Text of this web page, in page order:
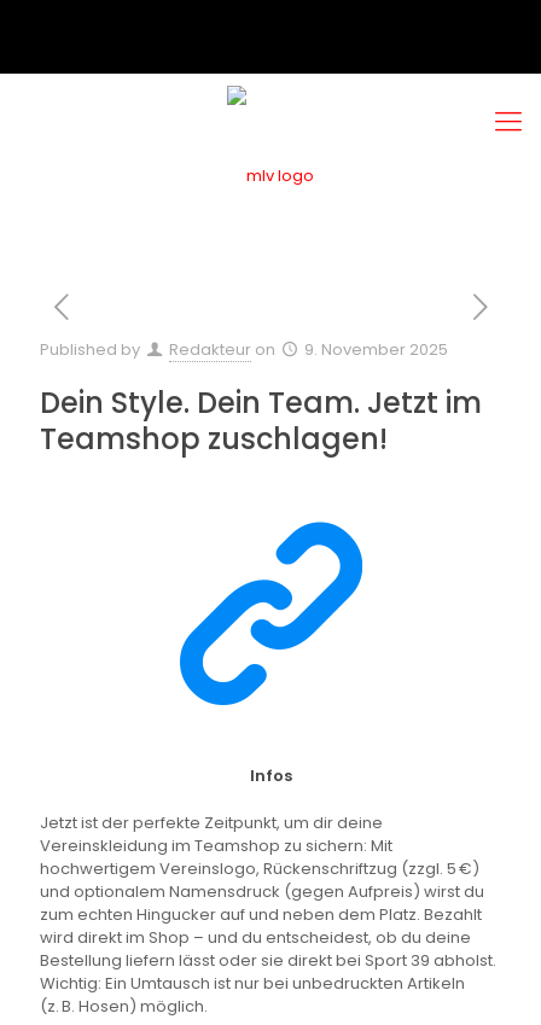
Published by Redakteur on 9. November 2025
Dein Style. Dein Team. Jetzt im
Teamshop zuschlagen!
Infos
Jetzt ist der perfekte Zeitpunkt, um dir deine
Vereinskleidung im Teamshop zu sichern: Mit
hochwertigem Vereinslogo, Rückenschriftzug (zzgl. 5 €)
und optionalem Namensdruck (gegen Aufpreis) wirst du
zum echten Hingucker auf und neben dem Platz. Bezahlt
wird direkt im Shop – und du entscheidest, ob du deine
Bestellung liefern lässt oder sie direkt bei Sport 39 abholst.
Wichtig: Ein Umtausch ist nur bei unbedruckten Artikeln
(z. B. Hosen) möglich.